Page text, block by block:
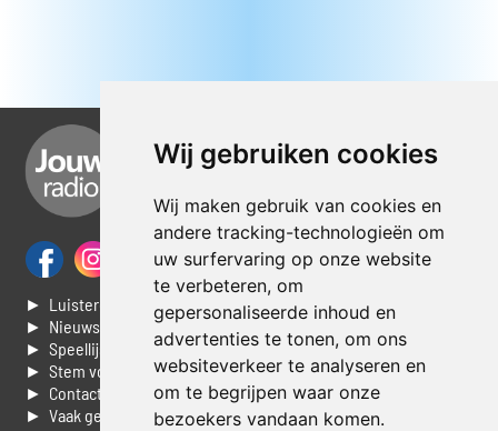
Wij gebruiken cookies
Wij maken gebruik van cookies en
andere tracking-technologieën om
uw surfervaring op onze website
te verbeteren, om
gepersonaliseerde inhoud en
advertenties te tonen, om ons
websiteverkeer te analyseren en
om te begrijpen waar onze
bezoekers vandaan komen.
► Luisteren naar Jouwradio
► Nieuws
► Speellijst
► Stem voor de Dag top 3
► Contacteer ons
► Vaak gestelde vragen